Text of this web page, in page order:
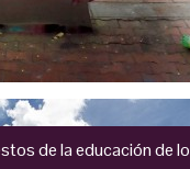
de la educación de lo